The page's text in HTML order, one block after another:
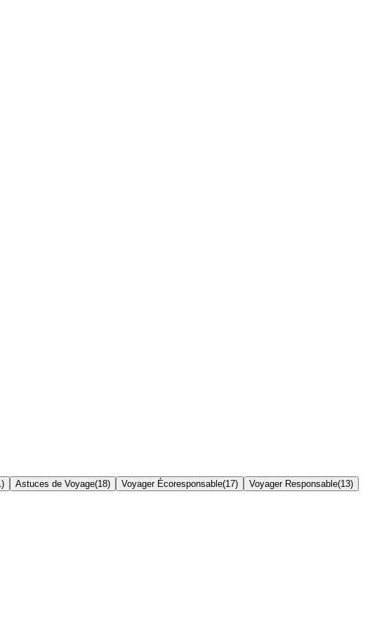
) Astuces de Voyage(18) Voyager Écoresponsable(17) Voyager Responsable(13)